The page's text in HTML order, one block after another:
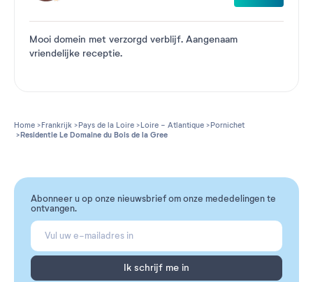
Mooi domein met verzorgd verblijf. Aangenaam
vriendelijke receptie.
Home Frankrijk Pays de la Loire Loire - Atlantique
Pornichet
Residentie Le Domaine du Bois de la Gree
Abonneer u op onze nieuwsbrief om onze mededelingen te
ontvangen.
Ik schrijf me in